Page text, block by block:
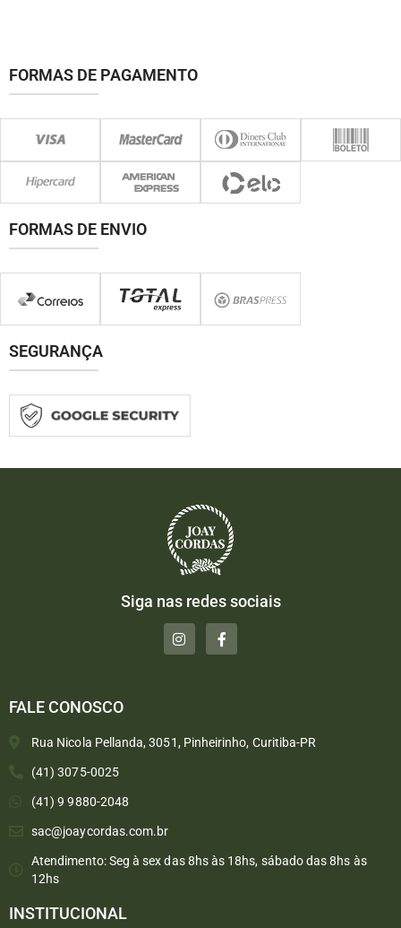
FORMAS DE PAGAMENTO
FORMAS DE ENVIO
SEGURANÇA
Siga nas redes sociais
FALE CONOSCO
Rua Nicola Pellanda, 3051, Pinheirinho, Curitiba-PR
(41) 3075-0025
(41) 9 9880-2048
sac@joaycordas.com.br
Atendimento: Seg à sex das 8hs às 18hs, sábado das 8hs às
12hs
INSTITUCIONAL